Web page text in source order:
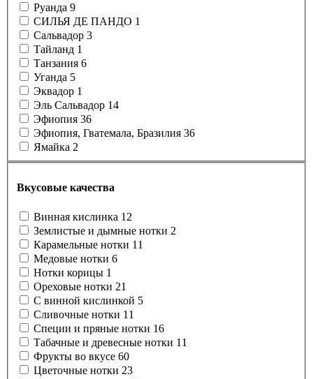
Руанда 9
СИЛЬЯ ДЕ ПАНДО 1
Сальвадор 3
Тайланд 1
Танзания 6
Уганда 5
Эквадор 1
Эль Сальвадор 14
Эфиопия 36
Эфиопия, Гватемала, Бразилия 36
Ямайка 2
Вкусовые качества
Винная кислинка 12
Землистые и дымные нотки 2
Карамельные нотки 11
Медовые нотки 6
Нотки корицы 1
Ореховые нотки 21
С винной кислинкой 5
Сливочные нотки 11
Специи и пряные нотки 16
Табачные и древесные нотки 11
Фрукты во вкусе 60
Цветочные нотки 23